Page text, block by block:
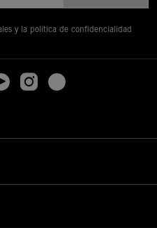
y la política de confidencialidad